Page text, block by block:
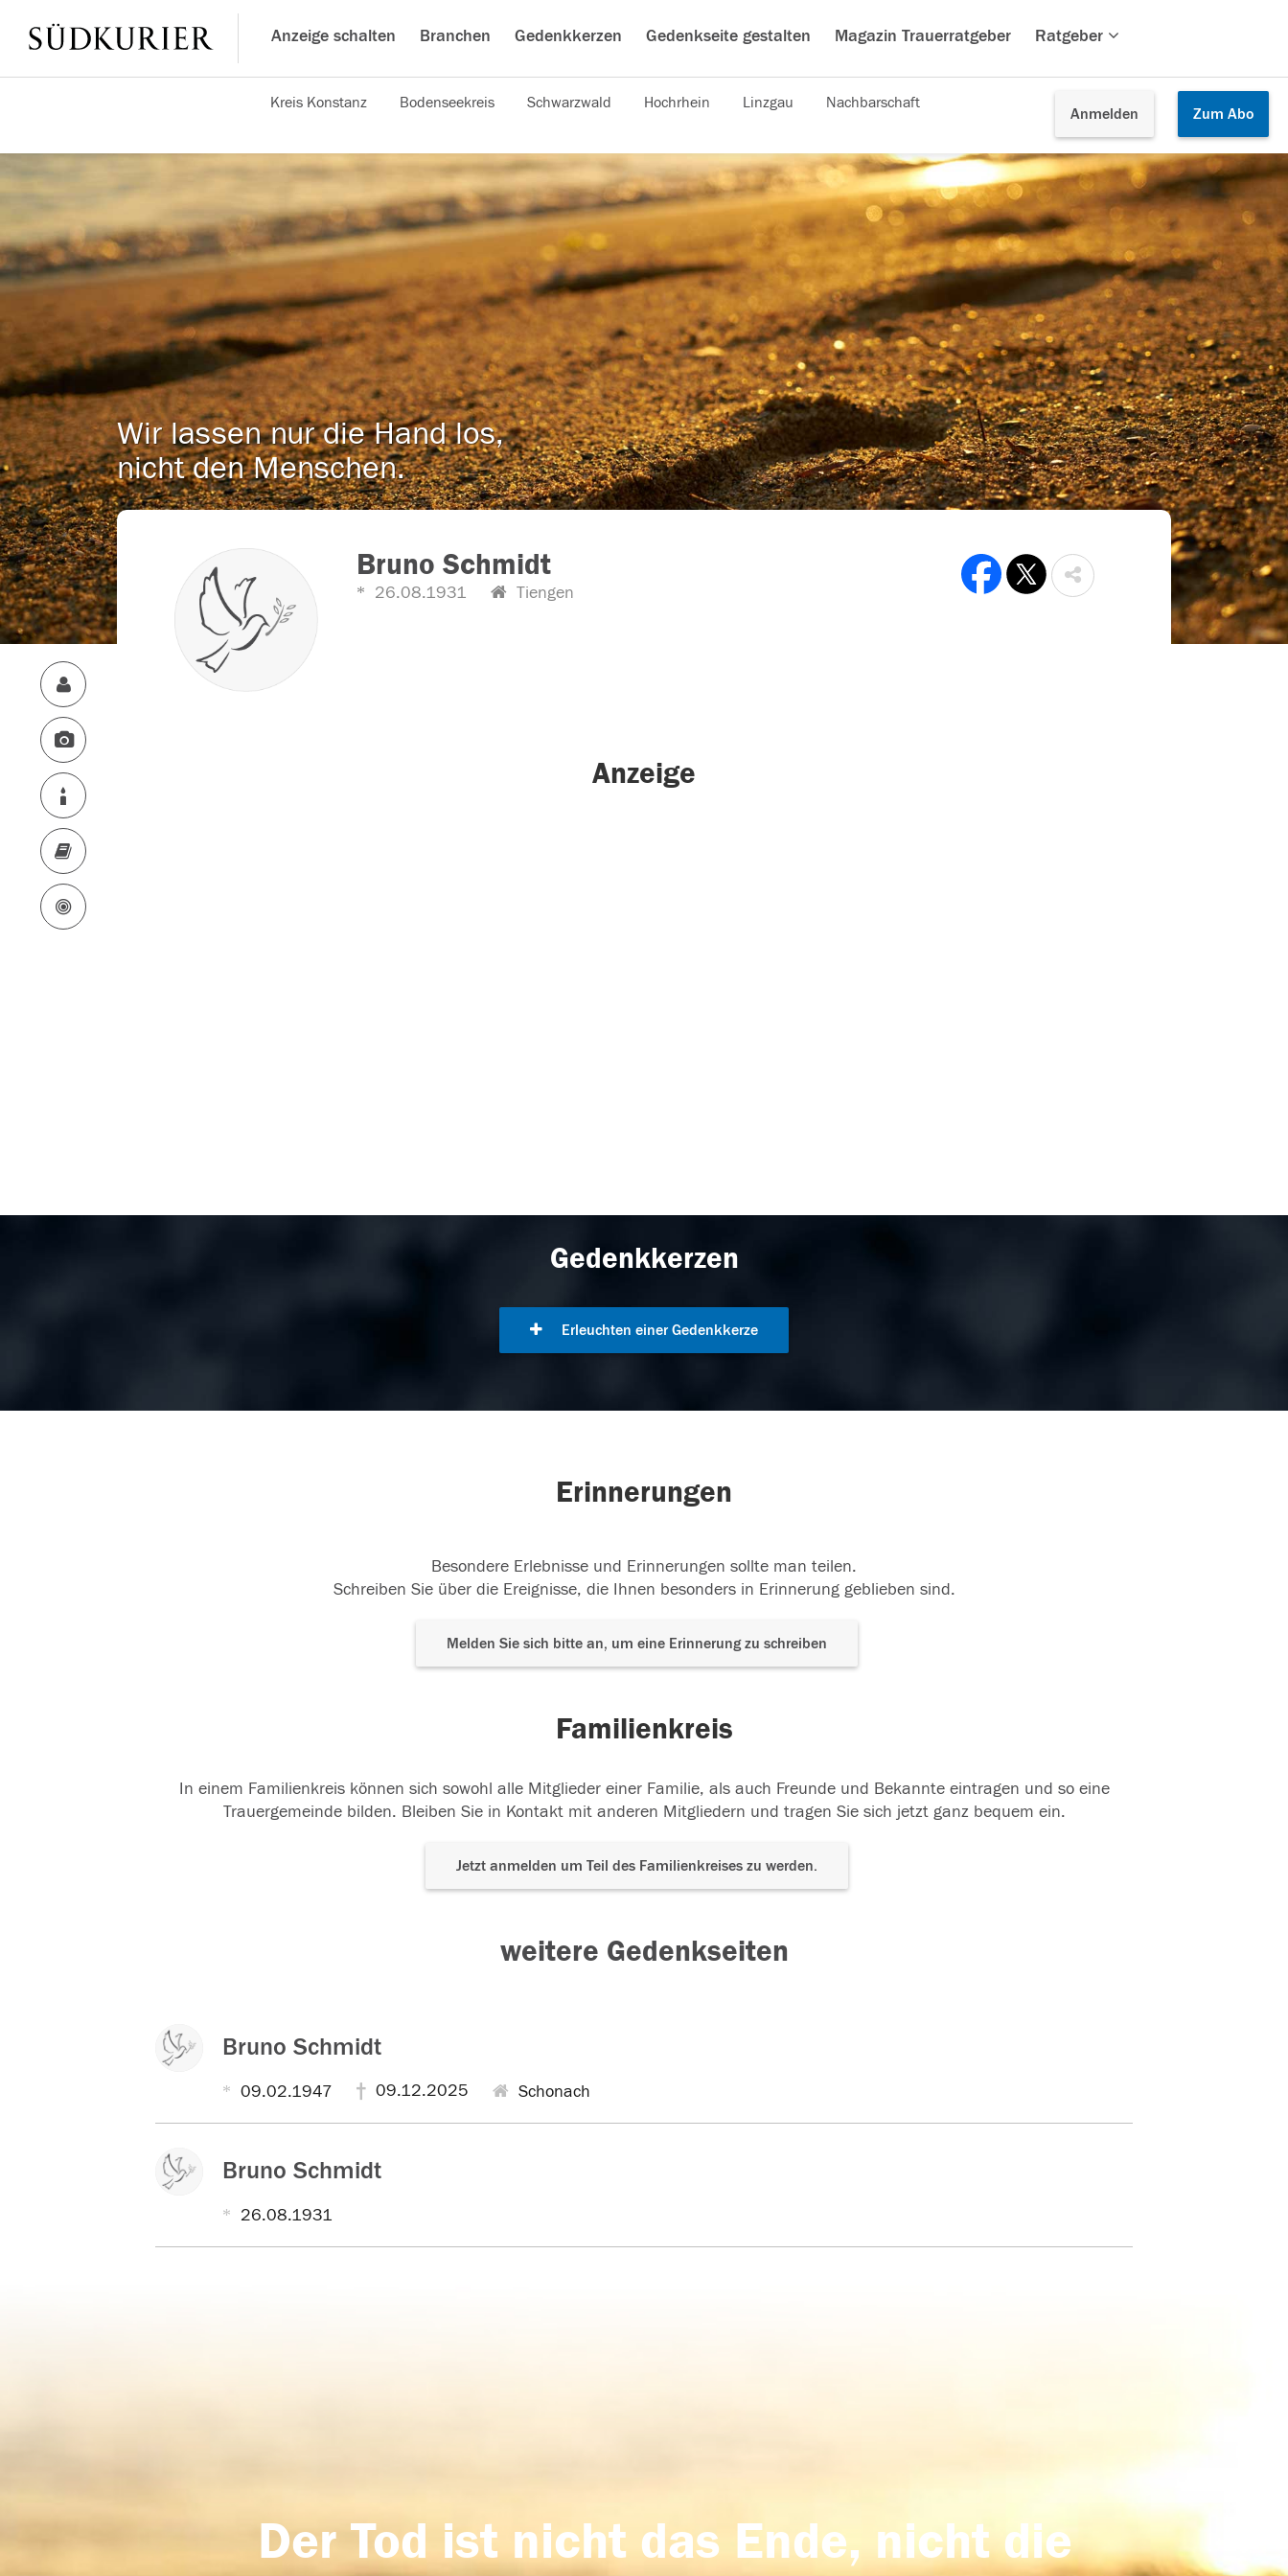
Anzeige schalten Branchen Gedenkkerzen Gedenkseite gestalten Magazin Trauerratgeber Ratgeber
Anmelden Zum Abo
Kreis Konstanz Bodenseekreis Schwarzwald Hochrhein Linzgau Nachbarschaft
Wir lassen nur die Hand los,
nicht den Menschen.
Bruno Schmidt
26.08.1931 Tiengen
Anzeige
Gedenkkerzen
Erleuchten einer Gedenkkerze
Erinnerungen
Besondere Erlebnisse und Erinnerungen sollte man teilen.
Schreiben Sie über die Ereignisse, die Ihnen besonders in Erinnerung geblieben sind.
Melden Sie sich bitte an, um eine Erinnerung zu schreiben
Familienkreis
In einem Familienkreis können sich sowohl alle Mitglieder einer Familie, als auch Freunde und Bekannte eintragen und so eine
Trauergemeinde bilden. Bleiben Sie in Kontakt mit anderen Mitgliedern und tragen Sie sich jetzt ganz bequem ein.
Jetzt anmelden um Teil des Familienkreises zu werden.
weitere Gedenkseiten
Bruno Schmidt
09.02.1947 09.12.2025 Schonach
Bruno Schmidt
26.08.1931
Der Tod ist nicht das Ende, nicht die